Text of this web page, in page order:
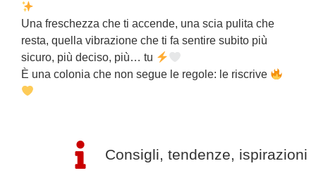
Una freschezza che ti accende, una scia pulita che
resta, quella vibrazione che ti fa sentire subito più
sicuro, più deciso, più… tu
È una colonia che non segue le regole: le riscrive
Consigli, tendenze, ispirazioni